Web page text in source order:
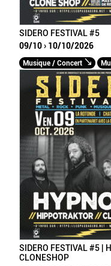
SIDERO FESTIVAL #5
09/10 › 10/10/2026
Musique / Concert
SIDERO FESTIVAL #5 |
CLONESHOP